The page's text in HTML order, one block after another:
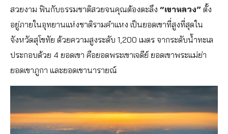
สวยงาม ฟินกับธรรมชาติสวยจนคุณต้องตะลึง “เขาหลวง” ตั้ง
อยู่ภายในอุทยานแห่งชาติรามคำแหง เป็นยอดเขาที่สูงที่สุดใน
จังหวัดสุโขทัย ด้วยความสูงระดับ 1,200 เมตร จากระดับน้ำทะเล
ประกอบด้วย 4 ยอดเขา คือยอดพระเขาเจดีย์ ยอดเขาพระแม่ย่า
ยอดเขาภูกา และยอดเขานารายณ์